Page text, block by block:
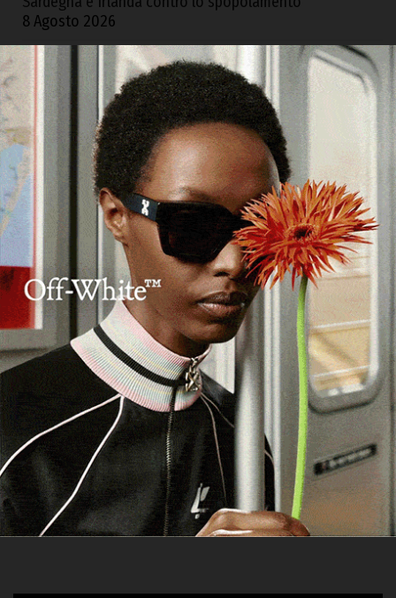
8 Agosto 2026
Olbia, a fuoco due furgoni e un deposito attrezzi8
Agosto 2026
Olbia. Controlli di GdiF e ADM all’aeroporto: sequestrati
sabbia e alimenti senza certificazione
8 Agosto 2026
Ad Alà dei Sardi la XXIII Rassegna Internazionale del
Folklore
7 Agosto 2026
Sequestrati oltre 6 kg di cocaina e hashish provenienti
dalla Spagna, 4 arresti tra Cagliari e S.G. Suergiu
7 Agosto 2026
ARCHIVI
Archivi